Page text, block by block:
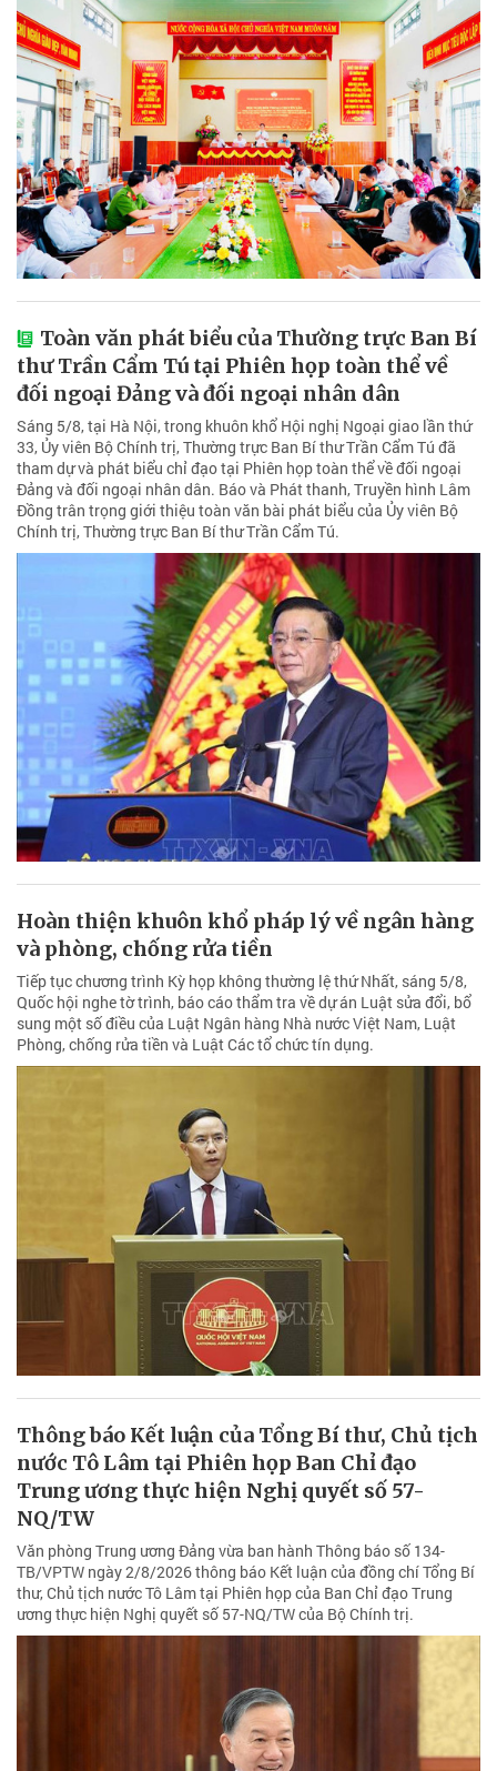
Toàn văn phát biểu của Thường trực Ban Bí
thư Trần Cẩm Tú tại Phiên họp toàn thể về
đối ngoại Đảng và đối ngoại nhân dân
Sáng 5/8, tại Hà Nội, trong khuôn khổ Hội nghị Ngoại giao lần thứ
33, Ủy viên Bộ Chính trị, Thường trực Ban Bí thư Trần Cẩm Tú đã
tham dự và phát biểu chỉ đạo tại Phiên họp toàn thể về đối ngoại
Đảng và đối ngoại nhân dân. Báo và Phát thanh, Truyền hình Lâm
Đồng trân trọng giới thiệu toàn văn bài phát biểu của Ủy viên Bộ
Chính trị, Thường trực Ban Bí thư Trần Cẩm Tú.
Hoàn thiện khuôn khổ pháp lý về ngân hàng
và phòng, chống rửa tiền
Tiếp tục chương trình Kỳ họp không thường lệ thứ Nhất, sáng 5/8,
Quốc hội nghe tờ trình, báo cáo thẩm tra về dự án Luật sửa đổi, bổ
sung một số điều của Luật Ngân hàng Nhà nước Việt Nam, Luật
Phòng, chống rửa tiền và Luật Các tổ chức tín dụng.
Thông báo Kết luận của Tổng Bí thư, Chủ tịch
nước Tô Lâm tại Phiên họp Ban Chỉ đạo
Trung ương thực hiện Nghị quyết số 57-
NQ/TW
Văn phòng Trung ương Đảng vừa ban hành Thông báo số 134-
TB/VPTW ngày 2/8/2026 thông báo Kết luận của đồng chí Tổng Bí
thư, Chủ tịch nước Tô Lâm tại Phiên họp của Ban Chỉ đạo Trung
ương thực hiện Nghị quyết số 57-NQ/TW của Bộ Chính trị.